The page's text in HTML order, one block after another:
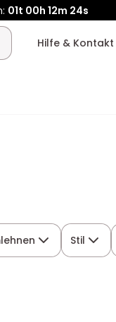
01t 00h 12m 23s
Name!
01t 00h12m
Hilfe & Kontakt
Stil